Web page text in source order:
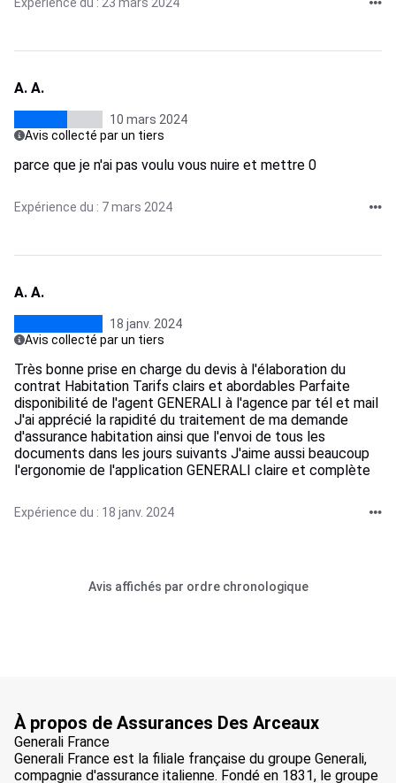
A. A.
10 mars 2024
Avis collecté par un tiers
parce que je n'ai pas voulu vous nuire et mettre 0
Expérience du : 7 mars 2024
A. A.
18 janv. 2024
Avis collecté par un tiers
Très bonne prise en charge du devis à l'élaboration du
contrat Habitation Tarifs clairs et abordables Parfaite
disponibilité de l'agent GENERALI à l'agence par tél et mail
J'ai apprécié la rapidité du traitement de ma demande
d'assurance habitation ainsi que l'envoi de tous les
documents dans les jours suivants J'aime aussi beaucoup
l'ergonomie de l'application GENERALI claire et complète
Expérience du : 18 janv. 2024
Avis affichés par ordre chronologique
À propos de Assurances Des Arceaux
Generali France
Generali France est la filiale française du groupe Generali,
compagnie d'assurance italienne. Fondé en 1831, le groupe